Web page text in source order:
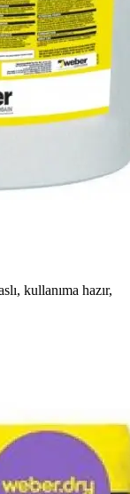
kullanıma hazır,